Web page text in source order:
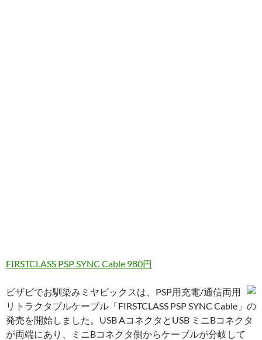
FIRSTCLASS PSP SYNC Cable 980円
ビザビでお馴染みミヤビックスは、PSP用充電/通信両用
リトラクタブルケーブル「FIRSTCLASS PSP SYNC Cable」の
発売を開始しました。USB AコネクタとUSB ミニBコネクタ
が両端にあり、ミニBコネクタ側からケーブルが分岐して